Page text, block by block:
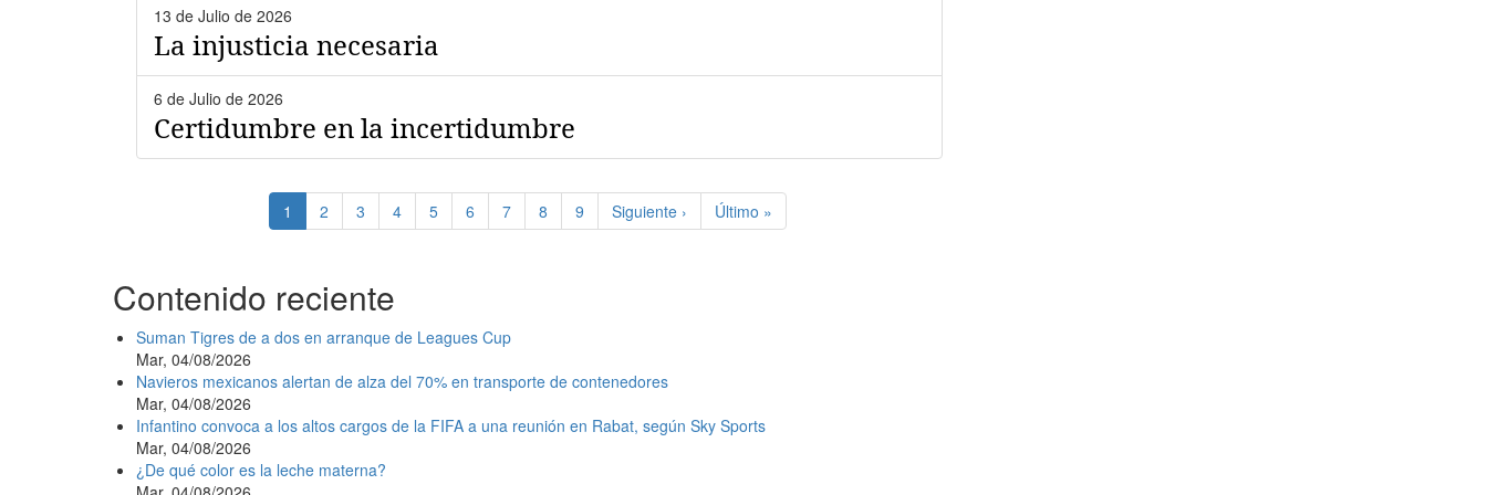
13 de Julio de 2026
La injusticia necesaria
6 de Julio de 2026
Certidumbre en la incertidumbre
Página
actual
1 Page
2 Page
3 Page
4 Page
5 Page
6 Page
7 Page
8 Page
9
Siguiente
página
Siguiente ›
Última
página
Último »
Contenido reciente
Suman Tigres de a dos en arranque de Leagues Cup
Mar, 04/08/2026
Navieros mexicanos alertan de alza del 70% en transporte de contenedores
Mar, 04/08/2026
Infantino convoca a los altos cargos de la FIFA a una reunión en Rabat, según Sky Sports
Mar, 04/08/2026
¿De qué color es la leche materna?